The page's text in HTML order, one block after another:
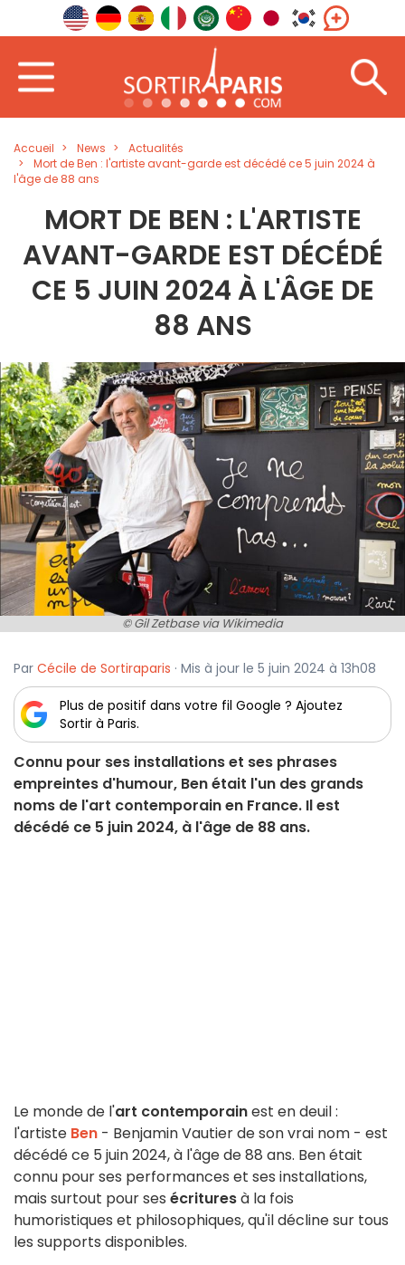
Accueil News
Actualités
Mort de Ben : l'artiste avant-garde est décédé ce 5 juin 2024 à
l'âge de 88 ans
MORT DE BEN : L'ARTISTE
AVANT-GARDE EST DÉCÉDÉ
CE 5 JUIN 2024 À L'ÂGE DE
88 ANS
© Gil Zetbase via Wikimedia
Par Cécile de Sortiraparis · Mis à jour le 5 juin 2024 à 13h08
Plus de positif dans votre fil Google ? Ajoutez
Sortir à Paris.
Connu pour ses installations et ses phrases
empreintes d'humour, Ben était l'un des grands
noms de l'art contemporain en France. Il est
décédé ce 5 juin 2024, à l'âge de 88 ans.
Le monde de l'art contemporainest en deuil :
l'artiste Ben - Benjamin Vautier de son vrai nom - est
décédé ce 5 juin 2024, à l'âge de 88 ans. Ben était
connu pour ses performances et ses installations,
mais surtout pour ses écrituresà la fois
humoristiques et philosophiques, qu'il décline sur tous
les supports disponibles.